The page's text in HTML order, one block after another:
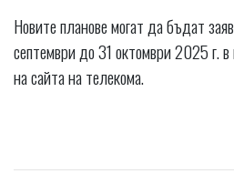
Новите планове могат да бъдат
септември до 31 октомври 2025 г.
на сайта на телекома.